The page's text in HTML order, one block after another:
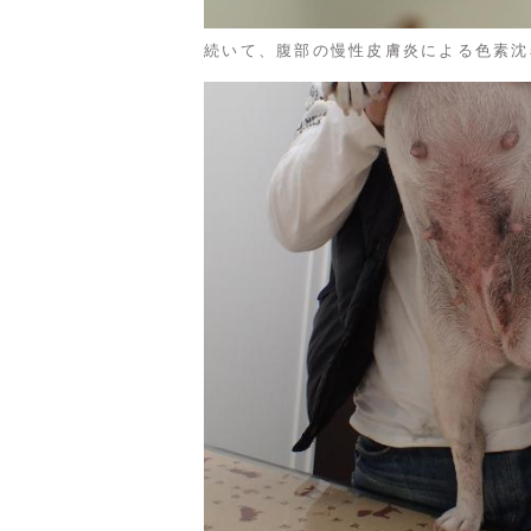
続いて、腹部の慢性皮膚炎による色素